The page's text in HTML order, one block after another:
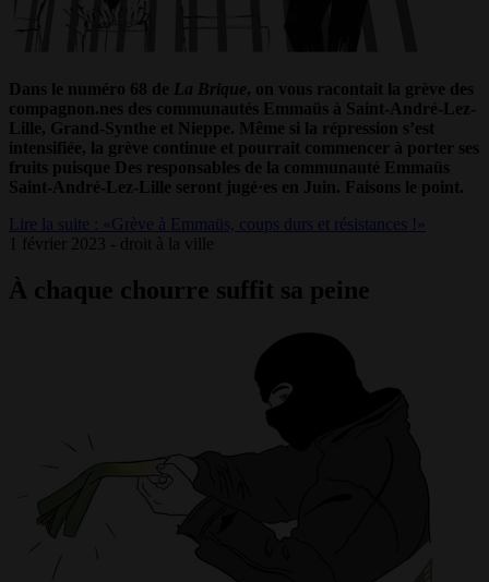
Dans le numéro 68 de La Brique, on vous racontait la grève des
compagnon.nes des communautés Emmaüs à Saint-André-Lez-
Lille, Grand-Synthe et Nieppe. Même si la répression s’est
intensifiée, la grève continue et pourrait commencer à porter ses
fruits puisque Des responsables de la communauté Emmaüs
Saint-André-Lez-Lille seront jugé·es en Juin. Faisons le point.
Lire la suite : «Grève à Emmaüs, coups durs et résistances !»
1 février 2023 - droit à la ville
À chaque chourre suffit sa peine